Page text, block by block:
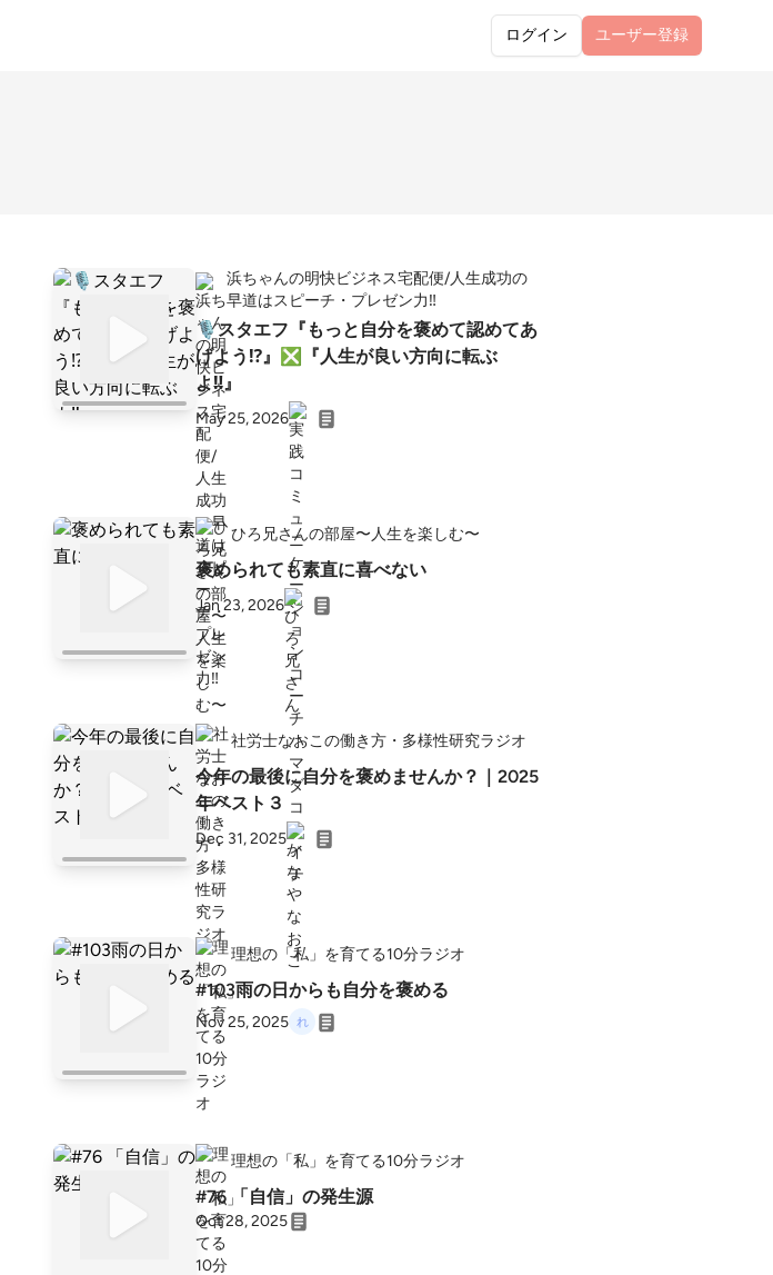
ログイン ユーザー登録
浜ちゃんの明快ビジネス宅配便/人生成功の
早道はスピーチ・プレゼン力‼️
🎙️スタエフ『もっと自分を褒めて認めてあ
げよう⁉️』❎『人生が良い方向に転ぶ
よ‼️』
May 25, 2026
ひろ兄さんの部屋〜人生を楽しむ〜
褒められても素直に喜べない
Jan 23, 2026
社労士なおこの働き方・多様性研究ラジオ
今年の最後に自分を褒めませんか？｜2025
年ベスト３
Dec 31, 2025
理想の「私」を育てる10分ラジオ
#103雨の日からも自分を褒める
Nov 25, 2025
理想の「私」を育てる10分ラジオ
#76 「自信」の発生源
Oct 28, 2025